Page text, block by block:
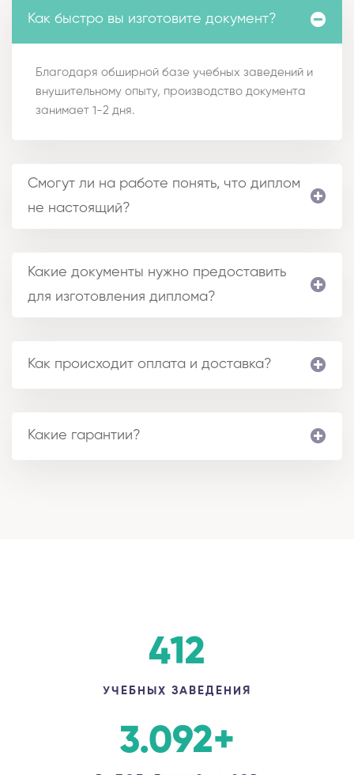
Как быстро вы изготовите документ?
Благодаря обширной базе учебных заведений и
внушительному опыту, производство документа
занимает 1-2 дня.
Смогут ли на работе понять, что диплом
не настоящий?
Какие документы нужно предоставить
для изготовления диплома?
Как происходит оплата и доставка?
Какие гарантии?
412
УЧЕБНЫХ ЗАВЕДЕНИЯ
3.092+